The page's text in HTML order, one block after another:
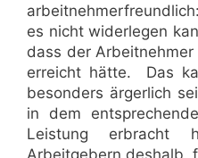
es nicht widerlegen
dass der
erreicht hätte. Das
besonders ärgerlich
in dem
Leistung erbracht
Arbeitgebern deshalb,